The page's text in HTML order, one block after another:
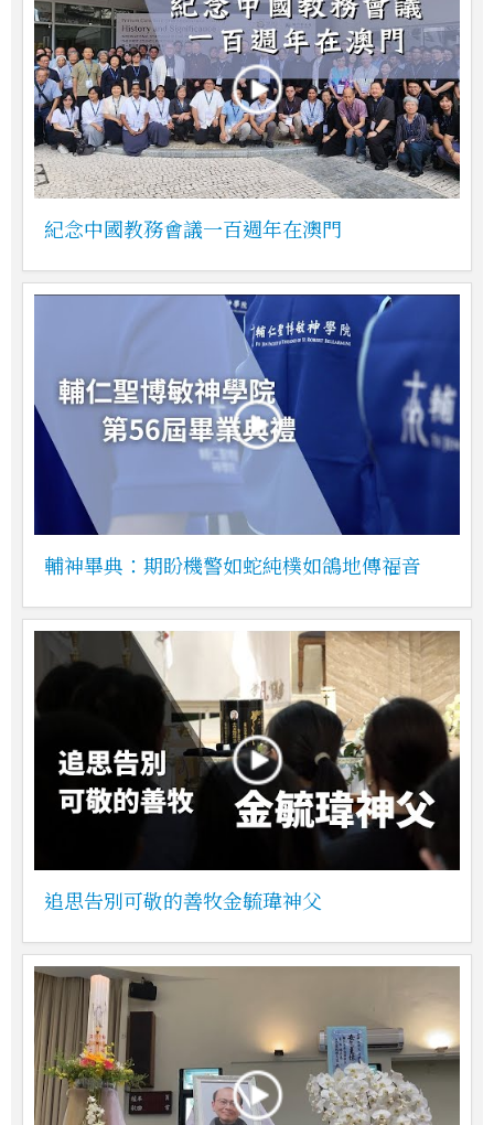
紀念中國教務會議一百週年在澳門
輔神畢典：期盼機警如蛇純樸如鴿地傳福音
追思告別可敬的善牧金毓瑋神父